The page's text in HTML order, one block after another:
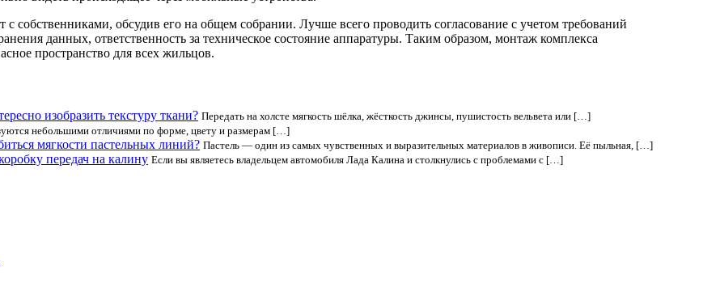
собственниками, обсудив его на общем собрании. Лучше всего проводить согласование с учетом требований
данных, ответственность за техническое состояние аппаратуры. Таким образом, монтаж комплекса
пространство для всех жильцов.
изобразить текстуру ткани? Передать на холсте мягкость шёлка, жёсткость джинсы, пушистость вельвета или […]
небольшими отличиями по форме, цвету и размерам […]
мягкости пастельных линий? Пастель — один из самых чувственных и выразительных материалов в живописи. Её пыльная, […]
передач на калину Если вы являетесь владельцем автомобиля Лада Калина и столкнулись с проблемами с […]